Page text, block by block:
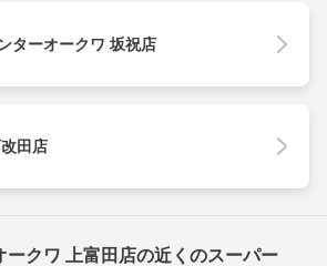
ターオークワ 坂祝店
田店
ークワ 上富田店の近くのスーパー